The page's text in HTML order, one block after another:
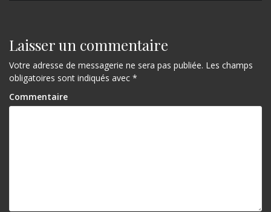
i
g
a
t
Laisser un commentaire
Votre adresse de messagerie ne sera pas publiée. Les champs
obligatoires sont indiqués avec *
Commentaire